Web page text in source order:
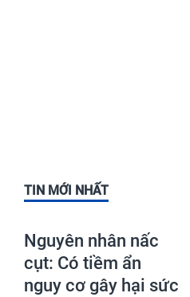
TIN MỚI NHẤT
Nguyên nhân nấc
cụt: Có tiềm ẩn
nguy cơ gây hại sức